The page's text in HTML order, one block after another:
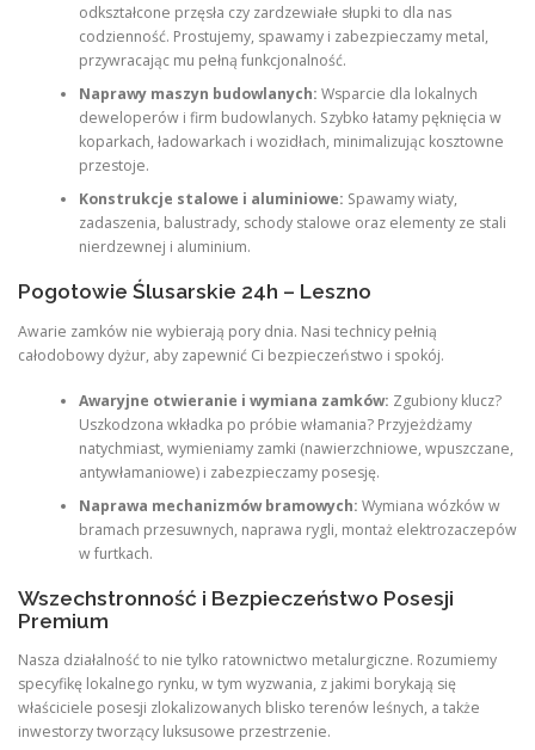
odkształcone przęsła czy zardzewiałe słupki to dla nas
codzienność. Prostujemy, spawamy i zabezpieczamy metal,
przywracając mu pełną funkcjonalność.
Naprawy maszyn budowlanych: Wsparcie dla lokalnych
deweloperów i firm budowlanych. Szybko łatamy pęknięcia w
koparkach, ładowarkach i wozidłach, minimalizując kosztowne
przestoje.
Konstrukcje stalowe i aluminiowe: Spawamy wiaty,
zadaszenia, balustrady, schody stalowe oraz elementy ze stali
nierdzewnej i aluminium.
Pogotowie Ślusarskie 24h – Leszno
Awarie zamków nie wybierają pory dnia. Nasi technicy pełnią
całodobowy dyżur, aby zapewnić Ci bezpieczeństwo i spokój.
Awaryjne otwieranie i wymiana zamków: Zgubiony klucz?
Uszkodzona wkładka po próbie włamania? Przyjeżdżamy
natychmiast, wymieniamy zamki (nawierzchniowe, wpuszczane,
antywłamaniowe) i zabezpieczamy posesję.
Naprawa mechanizmów bramowych: Wymiana wózków w
bramach przesuwnych, naprawa rygli, montaż elektrozaczepów
w furtkach.
Wszechstronność i Bezpieczeństwo Posesji
Premium
Nasza działalność to nie tylko ratownictwo metalurgiczne. Rozumiemy
specyfikę lokalnego rynku, w tym wyzwania, z jakimi borykają się
właściciele posesji zlokalizowanych blisko terenów leśnych, a także
inwestorzy tworzący luksusowe przestrzenie.